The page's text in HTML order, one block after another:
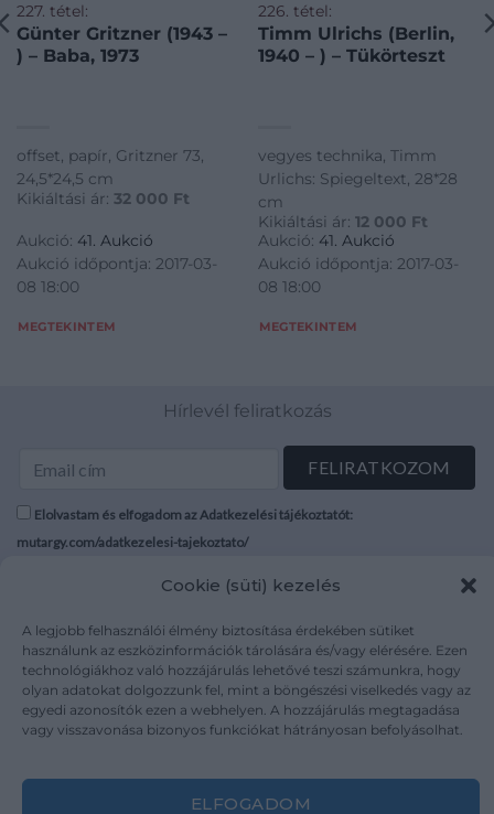
Cookie (süti) kezelés
A legjobb felhasználói élmény biztosítása érdekében sütiket
használunk az eszközinformációk tárolására és/vagy elérésére. Ezen
technológiákhoz való hozzájárulás lehetővé teszi számunkra, hogy
olyan adatokat dolgozzunk fel, mint a böngészési viselkedés vagy az
egyedi azonosítók ezen a webhelyen. A hozzájárulás megtagadása
vagy visszavonása bizonyos funkciókat hátrányosan befolyásolhat.
ELFOGADOM
227. tétel:
Günter Gritzner (1943 –
) – Baba, 1973
offset, papír, Gritzner 73,
24,5*24,5 cm
Kikiáltási ár: 32 000 Ft
Aukció: 41. Aukció
Aukció időpontja: 2017-03-
08 18:00
MEGTEKINTEM
226. tétel:
Timm Ulrichs (Berlin,
1940 – ) – Tükörteszt
vegyes technika, Timm
Urlichs: Spiegeltext, 28*28
cm
Kikiáltási ár: 12 000 Ft
Aukció: 41. Aukció
Aukció időpontja: 2017-03-
08 18:00
MEGTEKINTEM
Hírlevél feliratkozás
Elolvastam és elfogadom az Adatkezelési tájékoztatót:
mutargy.com/adatkezelesi-tajekoztato/
Médiaajánlat
Karrier
Kapcsolat
Áraink
ÁSZF
Adatvédelem
Impresszum